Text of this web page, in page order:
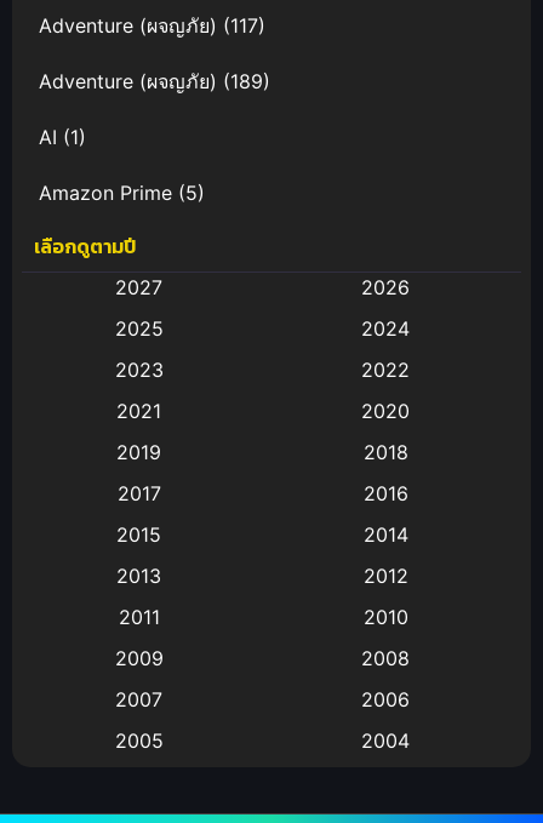
Adventure (ผจญภัย) (117)
Adventure (ผจญภัย) (189)
AI (1)
Amazon Prime (5)
Anal (ประตูหลัง)
Animation การ์ตูน
Animation อนิเมะ
Animation แอนิเมชัน
(9)
Big tits (นมใหญ่)
Bitch (ผู้หญิงร่าน)
เลือกดูตามปี
2027
2026
2025
2024
2023
2022
2021
2020
2019
2018
2017
2016
2015
2014
2013
2012
2011
2010
2009
2008
2007
2006
2005
2004